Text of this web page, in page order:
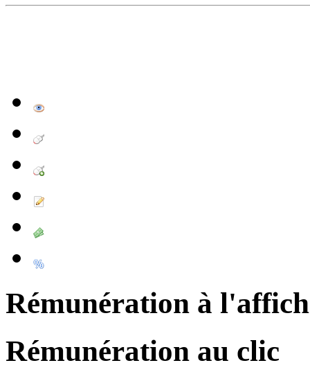
Rémunération à
Rémunération au clic